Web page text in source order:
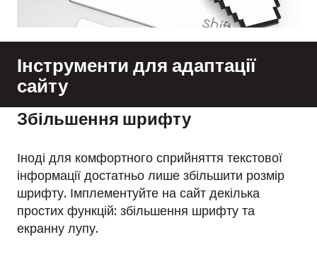
Інструменти для адаптації
сайту
Збільшення шрифту
Іноді для комфортного сприйняття текстової
інформації достатньо лише збільшити розмір
шрифту. Імплементуйте на сайт декілька
простих функцій: збільшення шрифту та
екранну лупу.